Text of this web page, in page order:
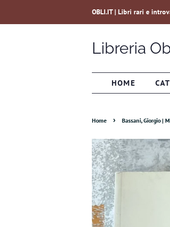
OBLI.IT | Libri rari e
Libreria
HOME
Home › Bassani, Giorgio |